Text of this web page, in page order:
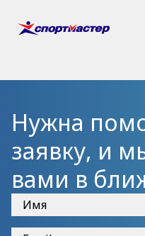
Нужна
заявку, и
вами в